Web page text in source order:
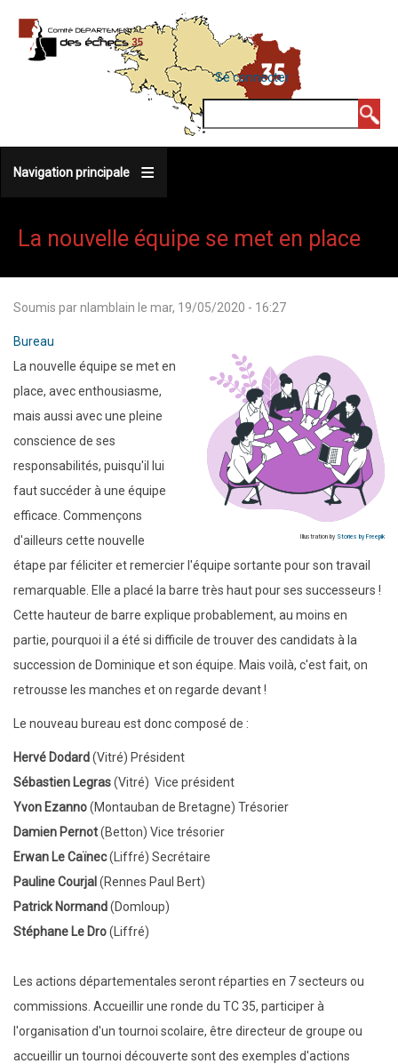
contenu
MENU
DU
COMPTE
DE
Se connecter
Navigation principale
La nouvelle équipe se met en place
Soumis parnlamblain le mar, 19/05/2020 - 16:27
Bureau
Illustration by Stories by Freepik
La nouvelle équipe se met en
place, avec enthousiasme,
mais aussi avec une pleine
conscience de ses
responsabilités, puisqu'il lui
faut succéder à une équipe
efficace. Commençons
d'ailleurs cette nouvelle
étape par féliciter et remercier l'équipe sortante pour son travail
remarquable. Elle a placé la barre très haut pour ses successeurs !
Cette hauteur de barre explique probablement, au moins en
partie, pourquoi il a été si difficile de trouver des candidats à la
succession de Dominique et son équipe. Mais voilà, c'est fait, on
retrousse les manches et on regarde devant !
Le nouveau bureau est donc composé de :
Hervé Dodard(Vitré) Président
Sébastien Legras(Vitré) Vice président
Yvon Ezanno(Montauban de Bretagne) Trésorier
Damien Pernot(Betton) Vice trésorier
Erwan Le Caïnec(Liffré) Secrétaire
Pauline Courjal (Rennes Paul Bert)
Patrick Normand(Domloup)
Stéphane Le Dro(Liffré)
Les actions départementales seront réparties en 7 secteurs ou
commissions. Accueillir une ronde du TC 35, participer à
l'organisation d'un tournoi scolaire, être directeur de groupe ou
accueillir un tournoi découverte sont des exemples d'actions